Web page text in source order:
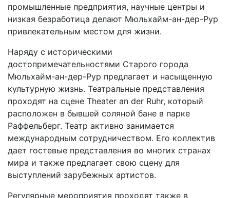
промышленные предприятия, научные центры и
низкая безработица делают Мюльхайм-ан-дер-Рур
привлекательным местом для жизни.
Наряду с историческими
достопримечательностями Старого города
Мюльхайм-ан-дер-Рур предлагает и насыщенную
культурную жизнь. Театральные представления
проходят на сцене Theater an der Ruhr, который
расположен в бывшей соляной бане в парке
Раффельберг. Театр активно занимается
международным сотрудничеством. Его коллектив
дает гостевые представления во многих странах
мира и также предлагает свою сцену для
выступлений зарубежных артистов.
Регулярные мероприятия проходят также в